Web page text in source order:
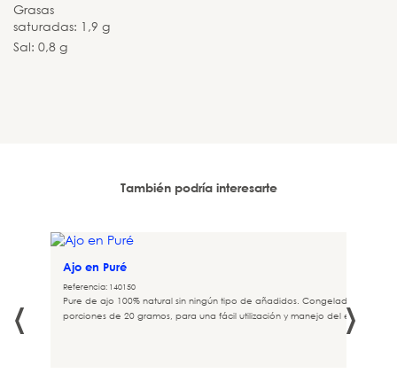
Grasas
saturadas: 1,9 g
Sal: 0,8 g
También podría interesarte
Ajo en Puré
Referencia: 140150
Pure de ajo 100% natural sin ningún tipo de añadidos. Congelado en
porciones de 20 gramos, para una fácil utilización y manejo del escandallo.
‹ ›